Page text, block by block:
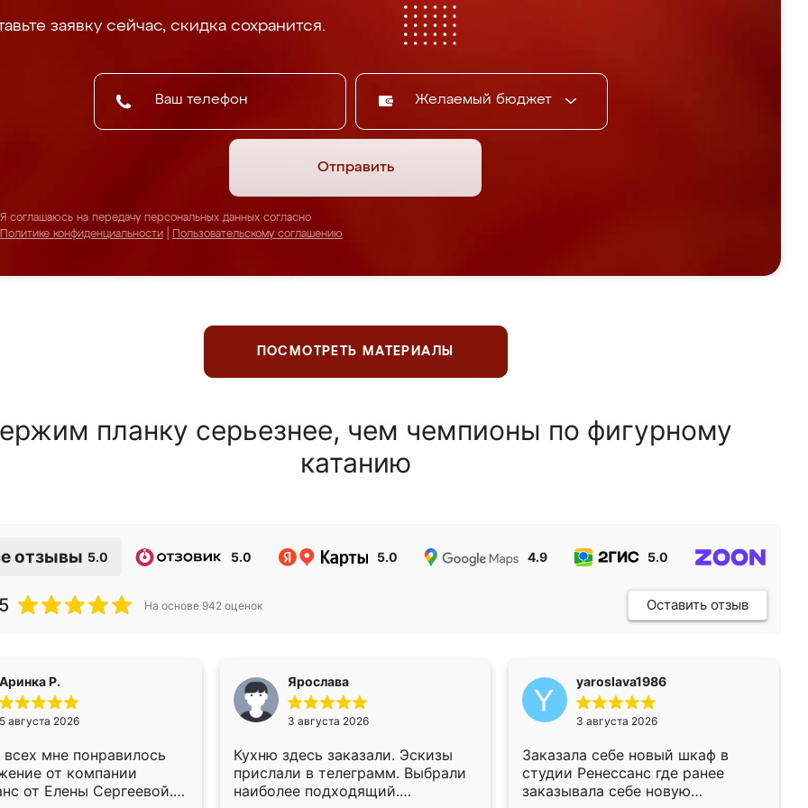
заявку сейчас, скидка сохранится.
Желаемый бюджет
Отправить
Я соглашаюсь на передачу персональных данных согласно
Политике конфиденциальности
Пользовательскому соглашению
ПОСМОТРЕТЬ МАТЕРИАЛЫ
планку серьезнее, чем чемпионы по фигурному
катанию
отзывы 5.0 5.0 5.0 4.9 5.0
На основе 942 оценок Оставить отзыв
Аринка Р.
5 августа 2026
мне понравилось
от компании
от Елены Сергеевой.
Ярослава
3 августа 2026
Кухню здесь заказали. Эскизы
прислали в телеграмм. Выбрали
наиболее подходящий.
yaroslava1986
3 августа 2026
Заказала себе новый шкаф в
студии Ренессанс где ранее
заказывала себе новую